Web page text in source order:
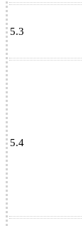
5.3
5.4